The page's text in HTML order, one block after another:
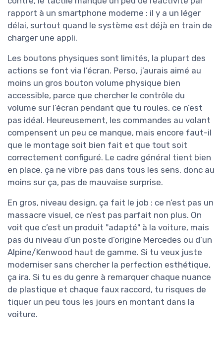
rapport à un smartphone moderne : il y a un léger
délai, surtout quand le système est déjà en train de
charger une appli.
Les boutons physiques sont limités, la plupart des
actions se font via l’écran. Perso, j’aurais aimé au
moins un gros bouton volume physique bien
accessible, parce que chercher le contrôle du
volume sur l’écran pendant que tu roules, ce n’est
pas idéal. Heureusement, les commandes au volant
compensent un peu ce manque, mais encore faut-il
que le montage soit bien fait et que tout soit
correctement configuré. Le cadre général tient bien
en place, ça ne vibre pas dans tous les sens, donc au
moins sur ça, pas de mauvaise surprise.
En gros, niveau design, ça fait le job : ce n’est pas un
massacre visuel, ce n’est pas parfait non plus. On
voit que c’est un produit "adapté" à la voiture, mais
pas du niveau d’un poste d’origine Mercedes ou d’un
Alpine/Kenwood haut de gamme. Si tu veux juste
moderniser sans chercher la perfection esthétique,
ça ira. Si tu es du genre à remarquer chaque nuance
de plastique et chaque faux raccord, tu risques de
tiquer un peu tous les jours en montant dans la
voiture.